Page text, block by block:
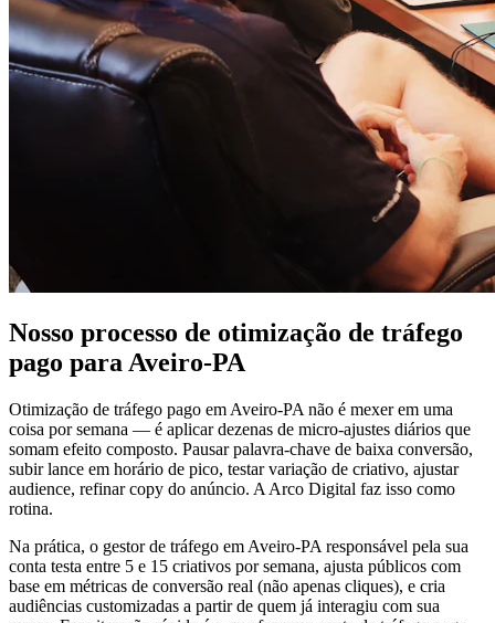
Nosso processo de otimização de tráfego
pago para Aveiro-PA
Otimização de tráfego pago em Aveiro-PA não é mexer em uma
coisa por semana — é aplicar dezenas de micro-ajustes diários que
somam efeito composto. Pausar palavra-chave de baixa conversão,
subir lance em horário de pico, testar variação de criativo, ajustar
audience, refinar copy do anúncio. A Arco Digital faz isso como
rotina.
Na prática, o gestor de tráfego em Aveiro-PA responsável pela sua
conta testa entre 5 e 15 criativos por semana, ajusta públicos com
base em métricas de conversão real (não apenas cliques), e cria
audiências customizadas a partir de quem já interagiu com sua